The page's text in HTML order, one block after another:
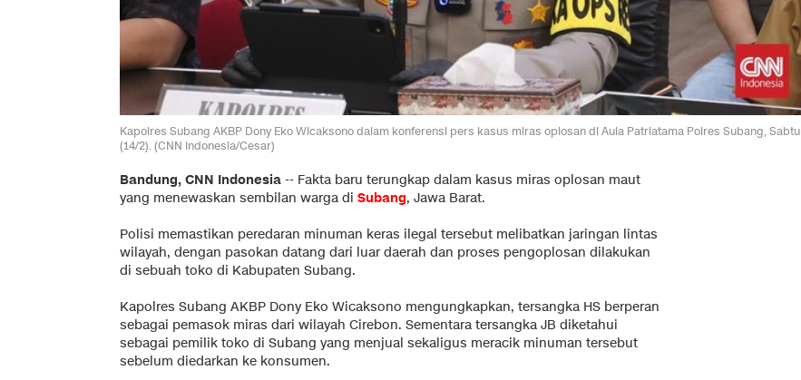
Kapolres Subang AKBP Dony Eko Wicaksono dalam konferensi pers kasus miras oplosan di Aula Patriatama Polres Subang, Sabtu
(14/2). (CNN Indonesia/Cesar)
Bandung, CNN Indonesia -- Fakta baru terungkap dalam kasus miras oplosan maut
yang menewaskan sembilan warga di Subang, Jawa Barat.
Polisi memastikan peredaran minuman keras ilegal tersebut melibatkan jaringan lintas
wilayah, dengan pasokan datang dari luar daerah dan proses pengoplosan dilakukan
di sebuah toko di Kabupaten Subang.
Kapolres Subang AKBP Dony Eko Wicaksono mengungkapkan, tersangka HS berperan
sebagai pemasok miras dari wilayah Cirebon. Sementara tersangka JB diketahui
sebagai pemilik toko di Subang yang menjual sekaligus meracik minuman tersebut
sebelum diedarkan ke konsumen.